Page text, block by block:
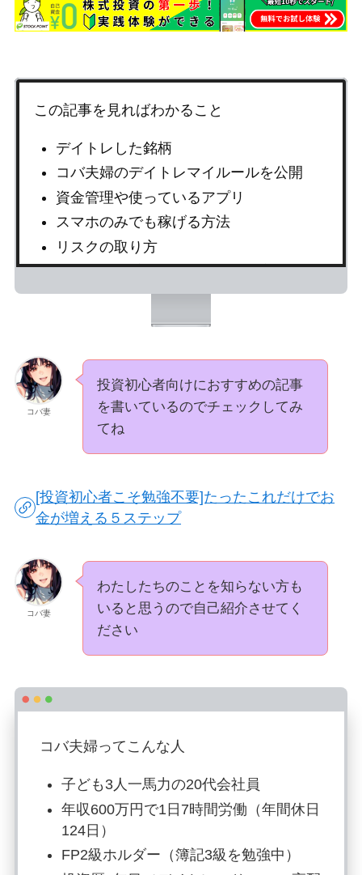
この記事を見ればわかること
デイトレした銘柄
コバ夫婦のデイトレマイルールを公開
資金管理や使っているアプリ
スマホのみでも稼げる方法
リスクの取り方
利確(利益確定)、損切り(損失確定)のタイ
ミング
コバ妻
投資初心者向けにおすすめの記事
を書いているのでチェックしてみ
てね
[投資初心者こそ勉強不要]たったこれだけでお
金が増える５ステップ
コバ妻
わたしたちのことを知らない方も
いると思うので自己紹介させてく
ださい
コバ夫婦ってこんな人
子ども3人一馬力の20代会社員
年収600万円で1日7時間労働（年間休日
124日）
FP2級ホルダー（簿記3級を勉強中）